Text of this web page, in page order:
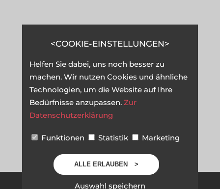
COOKIE-EINSTELLUNGEN
Helfen Sie dabei, uns noch besser zu
machen. Wir nutzen Cookies und ähnliche
Technologien, um die Website auf Ihre
Bedürfnisse anzupassen. Zur
Datenschutzerklärung
Funktionen Statistik Marketing
ALLE ERLAUBEN
Auswahl speichern